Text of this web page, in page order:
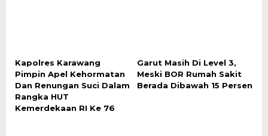
Kapolres Karawang
Pimpin Apel Kehormatan
Dan Renungan Suci Dalam
Rangka HUT
Kemerdekaan RI Ke 76
Garut Masih Di Level 3,
Meski BOR Rumah Sakit
Berada Dibawah 15 Persen